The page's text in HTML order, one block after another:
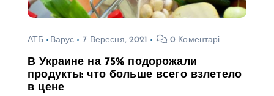
АТБ Варус 7 Вересня, 2021 0 Коментарі
В Украине на 75% подорожали
продукты: что больше всего взлетело
в цене